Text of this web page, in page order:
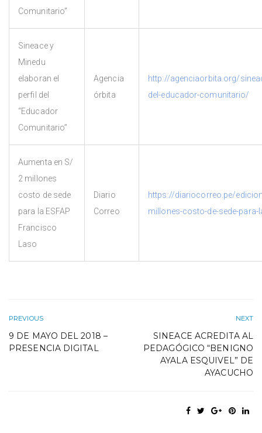
Comunitario”
Sineace y
Minedu
elaboran el
perfil del
“Educador
Comunitario”
Agencia
órbita
http://agenciaorbita.org/
del-educador-comunitario/
Aumenta en S/
2 millones
costo de sede
para la ESFAP
Francisco
Laso
Diario
Correo
https://diariocorreo.pe/
millones-costo-de-sede-
PREVIOUS
9 DE MAYO DEL 2018 –
PRESENCIA DIGITAL
NEXT
SINEACE ACREDITA AL
PEDAGÓGICO “BENIGNO
AYALA ESQUIVEL” DE
AYACUCHO